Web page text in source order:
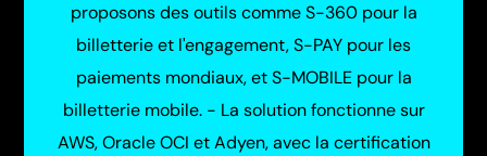
proposons des outils comme S-360 pour la
billetterie et l'engagement, S-PAY pour les
paiements mondiaux, et S-MOBILE pour la
billetterie mobile. - La solution fonctionne sur
AWS, Oracle OCI et Adyen, avec la certification